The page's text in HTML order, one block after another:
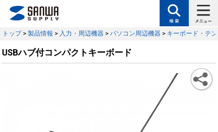
トップ> 製品情報 > 入力・周辺機器 > パソコン周辺機器 > キーボード・テ
USBハブ付コンパクトキーボード